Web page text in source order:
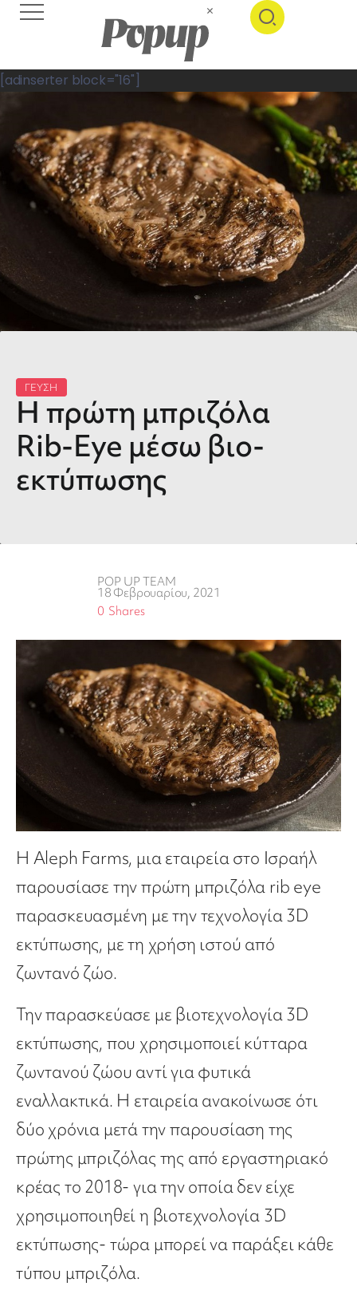
[adinserter block="16"]
ΓΕΥΣΗ
Η πρώτη μπριζόλα
Rib-Eye μέσω βιο-
εκτύπωσης
POP UP TEAM
18 Φεβρουαρίου, 2021
Shares
0
Η Aleph Farms, μια εταιρεία στο Ισραήλ
παρουσίασε την πρώτη μπριζόλα rib eye
παρασκευασμένη με την τεχνολογία 3D
εκτύπωσης, με τη χρήση ιστού από
ζωντανό ζώο.
Την παρασκεύασε με βιοτεχνολογία 3D
εκτύπωσης, που χρησιμοποιεί κύτταρα
ζωντανού ζώου αντί για φυτικά
εναλλακτικά. Η εταιρεία ανακοίνωσε ότι
δύο χρόνια μετά την παρουσίαση της
πρώτης μπριζόλας της από εργαστηριακό
κρέας το 2018- για την οποία δεν είχε
χρησιμοποιηθεί η βιοτεχνολογία 3D
εκτύπωσης- τώρα μπορεί να παράξει κάθε
τύπου μπριζόλα.